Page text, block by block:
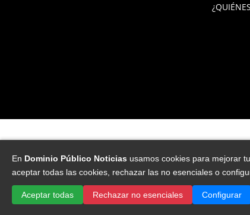
En Dominio Público Noticias usamos cookies para mejorar
aceptar todas las cookies, rechazar las no esenciales o
Aceptar todas Rechazar no esenciales Configurar